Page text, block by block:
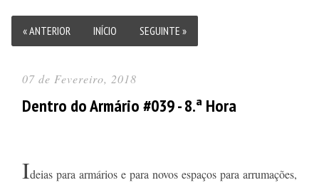
« ANTERIOR INÍCIO SEGUINTE »
07 de Fevereiro, 2018
Dentro do Armário #039 - 8.ª Hora
Ideias para armários e para novos espaços para arrumações,